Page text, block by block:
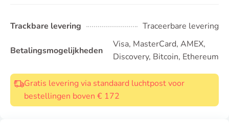
Trackbare levering Traceerbare levering
Betalingsmogelijkheden
Visa, MasterCard, AMEX,
Discovery, Bitcoin, Ethereum
Gratis levering via standaard luchtpost voor
bestellingen boven € 172